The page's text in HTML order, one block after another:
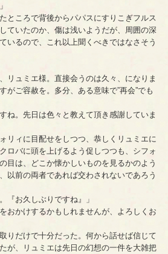
ところで背後からパパスにすりこぎフルス
ていたのか、傷は浅いようだが、周囲の深
いるので、これ以上聞くべきではなさそう
リュミエ様。直接会うのは久々、になりま
がご容赦を。多分、ある意味で”再会”でも
ね。先日は色々と教えて頂き感謝していま
リィに目配せをしつつ、恭しくリュミエに
ロバに頭を上げるよう促しつつも、シフォ
目は、どこか懐かしいものを見るかのよう
前の両者であれば交わされないであろう
『お久しぶりですね』」
おかけするかもしれませんが、よろしくお
りだけで十分だった。何から話せば信じて
が、リュミエは先日の幻想の一件を大雑把